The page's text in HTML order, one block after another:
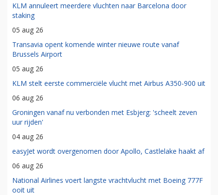
KLM annuleert meerdere vluchten naar Barcelona door
staking
05 aug 26
Transavia opent komende winter nieuwe route vanaf
Brussels Airport
05 aug 26
KLM stelt eerste commerciële vlucht met Airbus A350-900 uit
06 aug 26
Groningen vanaf nu verbonden met Esbjerg: 'scheelt zeven
uur rijden'
04 aug 26
easyJet wordt overgenomen door Apollo, Castlelake haakt af
06 aug 26
National Airlines voert langste vrachtvlucht met Boeing 777F
ooit uit